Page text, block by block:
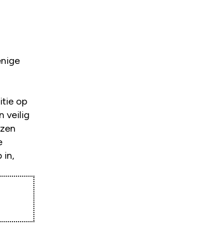
op
veilig
in,